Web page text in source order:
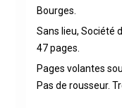
Bourges.
Sans lieu, Société
47 pages.
Pages volantes
Pas de rousseur.